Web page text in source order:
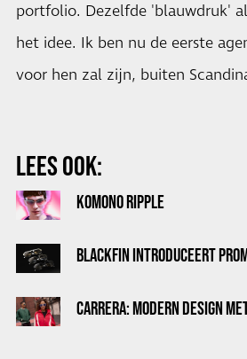
portfolio. Dezelfde 'blauwdruk'
het idee. Ik ben nu de eerste
voor hen zal zijn, buiten
LEES OOK:
KOMONO RIPPLE
BLACKFIN INTRODUCEERT
CARRERA: MODERN DESIGN